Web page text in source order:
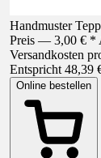
Handmuster
Preis — 3,00 € *
Versandkosten
Entspricht 48,39
Online bestellen